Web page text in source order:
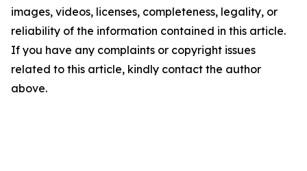
images, videos, licenses, completeness, legality, or
reliability of the information contained in this article.
If you have any complaints or copyright issues
related to this article, kindly contact the author
above.